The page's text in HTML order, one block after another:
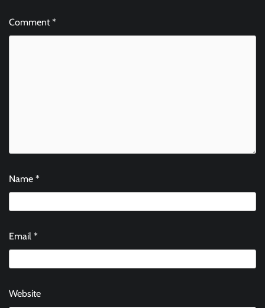
Comment*
Name *
Email *
Website